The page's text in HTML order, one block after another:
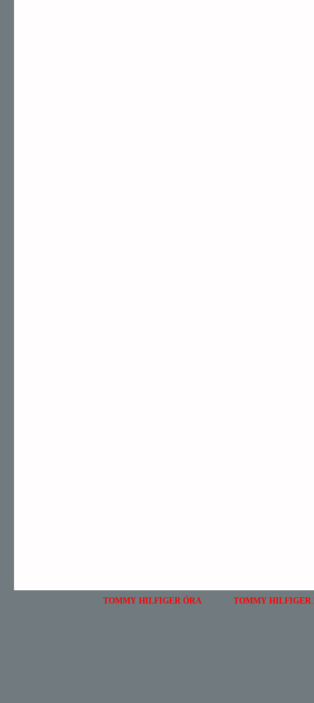
TOMMY HILFIGER ÓRA TOMMY HILFIGER